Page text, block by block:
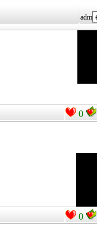
adm
0
0